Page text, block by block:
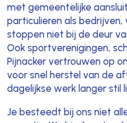
met gemeentelijke
particulieren als
stoppen niet bij de deur
Ook sportverenigingen,
Pijnacker vertrouwen op
voor snel herstel van de
dagelijkse werk langer stil
Je besteedt bij ons niet